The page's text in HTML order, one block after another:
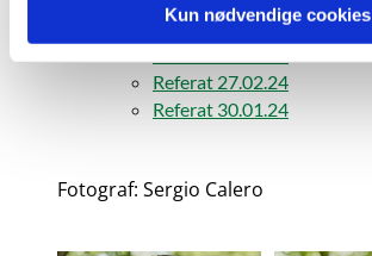
Kun nødvendige cookies
Referat 30.04.24
Referat 27.02.24
Referat 30.01.24
Fotograf: Sergio Calero